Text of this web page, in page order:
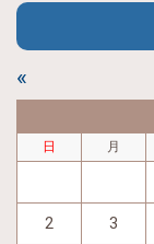
«
日 月
2 3